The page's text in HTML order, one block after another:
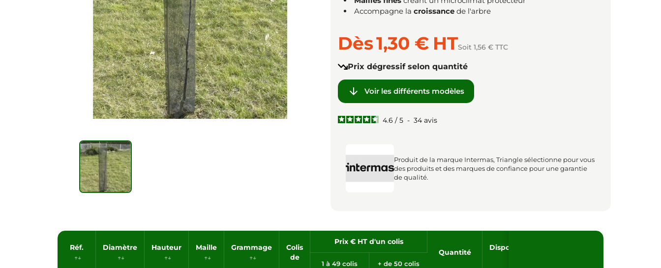
Accompagne la croissance de l'arbre
Dès1,30 € HTSoit 1,56 € TTC
Prix dégressif selon quantité
 Voir les différents modèles
4.6 / 5 - 34 avis
Produit de la marque Intermas, Triangle sélectionne pour vous
des produits et des marques de confiance pour une garantie
de qualité.
Réf. Diamètre Hauteur Maille Grammage
Colis
de
Prix € HT d'un colis
Quantité
Disponibilité
1 à 49 colis + de 50 colis